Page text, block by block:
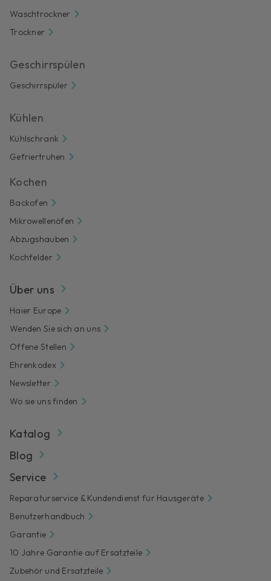
Waschtrockner
Trockner
Geschirrspülen
Geschirrspüler
Kühlen
Kühlschrank
Gefriertruhen
Kochen
Backofen
Mikrowellenöfen
Abzugshauben
Kochfelder
Über uns
Haier Europe
Wenden Sie sich an uns
Offene Stellen
Ehrenkodex
Newsletter
Wo sie uns finden
Katalog
Blog
Service
Reparaturservice & Kundendienst für Hausgeräte
Benutzerhandbuch
Garantie
10 Jahre Garantie auf Ersatzteile
Zubehör und Ersatzteile